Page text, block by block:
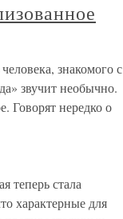
знакомого с
звучит необычно.
Говорят нередко о
теперь стала
характерные для